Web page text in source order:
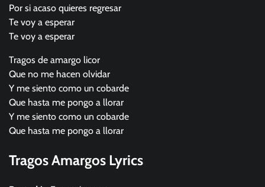
Por si acaso quieres regresar
Te voy a esperar
Te voy a esperar
Tragos de amargo licor
Que no me hacen olvidar
Y me siento como un cobarde
Que hasta me pongo a llorar
Y me siento como un cobarde
Que hasta me pongo a llorar
Tragos Amargos Lyrics